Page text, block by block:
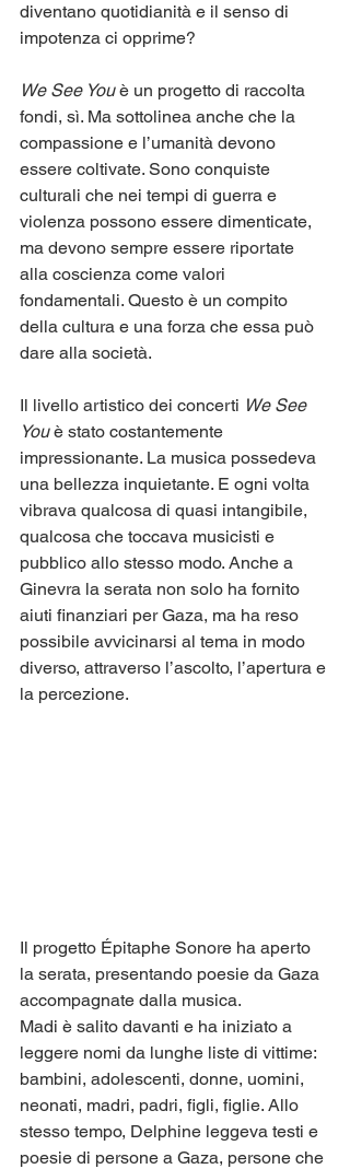
diventano quotidianità e il senso di
impotenza ci opprime?
We See You è un progetto di raccolta
fondi, sì. Ma sottolinea anche che la
compassione e l’umanità devono
essere coltivate. Sono conquiste
culturali che nei tempi di guerra e
violenza possono essere dimenticate,
ma devono sempre essere riportate
alla coscienza come valori
fondamentali. Questo è un compito
della cultura e una forza che essa può
dare alla società.
Il livello artistico dei concerti We See
You è stato costantemente
impressionante. La musica possedeva
una bellezza inquietante. E ogni volta
vibrava qualcosa di quasi intangibile,
qualcosa che toccava musicisti e
pubblico allo stesso modo. Anche a
Ginevra la serata non solo ha fornito
aiuti finanziari per Gaza, ma ha reso
possibile avvicinarsi al tema in modo
diverso, attraverso l’ascolto, l’apertura e
la percezione.
Il progetto Épitaphe Sonore ha aperto
la serata, presentando poesie da Gaza
accompagnate dalla musica.
Madi è salito davanti e ha iniziato a
leggere nomi da lunghe liste di vittime:
bambini, adolescenti, donne, uomini,
neonati, madri, padri, figli, figlie. Allo
stesso tempo, Delphine leggeva testi e
poesie di persone a Gaza, persone che